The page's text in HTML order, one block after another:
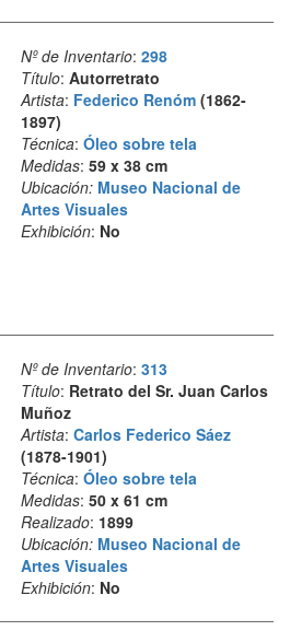
Nº de Inventario: 298
Título: Autorretrato
Artista: Federico Renóm(1862-
1897)
Técnica: Óleo sobre tela
Medidas: 59 x 38 cm
Ubicación: Museo Nacional de
Artes Visuales
Exhibición: No
Nº de Inventario: 313
Título: Retrato del Sr. Juan Carlos
Muñoz
Artista: Carlos Federico Sáez
(1878-1901)
Técnica: Óleo sobre tela
Medidas: 50 x 61 cm
Realizado: 1899
Ubicación: Museo Nacional de
Artes Visuales
Exhibición: No